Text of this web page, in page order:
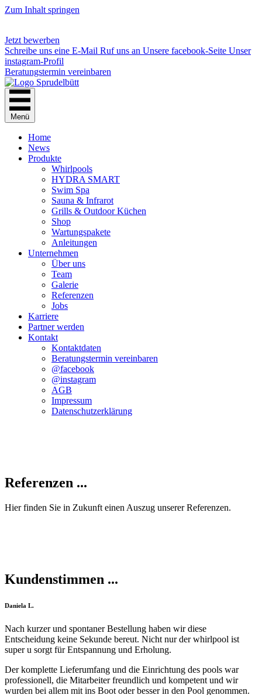
Zum Inhalt springen
Jetzt bewerben
Schreibe uns eine E-Mail Ruf uns an Unsere facebook-Seite Unser
instagram-Profil
Beratungstermin vereinbaren
Menü
Home
News
Produkte
Whirlpools
HYDRA SMART
Swim Spa
Sauna & Infrarot
Grills & Outdoor Küchen
Shop
Wartungspakete
Anleitungen
Unternehmen
Über uns
Team
Galerie
Referenzen
Jobs
Karriere
Partner werden
Kontakt
Kontaktdaten
Beratungstermin vereinbaren
@facebook
@instagram
AGB
Impressum
Datenschutzerklärung
Referenzen ...
Hier finden Sie in Zukunft einen Auszug unserer Referenzen.
Kundenstimmen ...
Filled
Filled
Filled
Filled
Filled
Daniela L.
Nach kurzer und spontaner Bestellung haben wir diese
Entscheidung keine Sekunde bereut. Nicht nur der whirlpool ist
super u sorgt für Entspannung und Erholung.
Der komplette Lieferumfang und die Einrichtung des pools war
professionell, die Mitarbeiter freundlich und kompetent und wir
wurden bei allem mit ins Boot oder besser in den Pool genommen.